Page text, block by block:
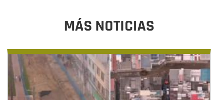
MÁS NOTICIAS